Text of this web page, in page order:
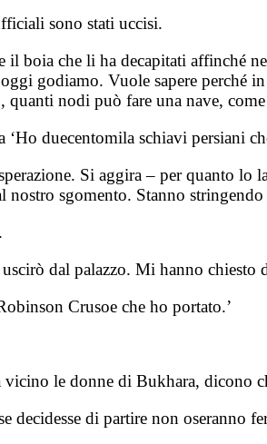
sono stati uccisi.
il boia che li ha decapitati affinché
godiamo. Vuole sapere perché
quanti nodi può fare una nave,
‘Ho duecentomila schiavi persiani
Si aggira – per quanto
nostro sgomento. Stanno
dal palazzo. Mi hanno
Crusoe che ho portato.’
vicino le donne di Bukhara, dicono
decidesse di partire non oseranno